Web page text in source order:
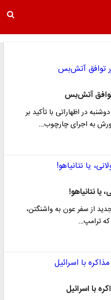
آتش‌بس
در اظهاراتی با تأکید بر
به اجرای چارچوب…
یا نتانیاهو!
جدید از سفر عون به واشنگتن،
ترامپ…
با اسرائیل